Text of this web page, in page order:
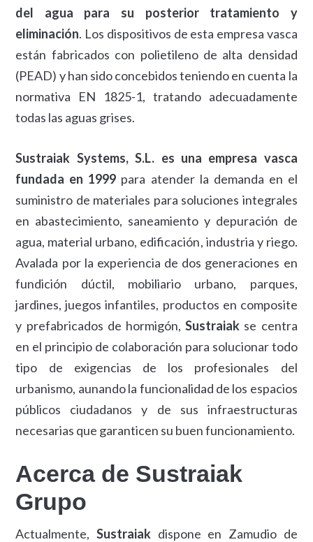
del agua para su posterior tratamiento y
eliminación. Los dispositivos de esta empresa vasca
están fabricados con polietileno de alta densidad
(PEAD) y han sido concebidos teniendo en cuenta la
normativa EN 1825-1, tratando adecuadamente
todas las aguas grises.
Sustraiak Systems, S.L. es una empresa vasca
fundada en 1999 para atender la demanda en el
suministro de materiales para soluciones integrales
en abastecimiento, saneamiento y depuración de
agua, material urbano, edificación, industria y riego.
Avalada por la experiencia de dos generaciones en
fundición dúctil, mobiliario urbano, parques,
jardines, juegos infantiles, productos en composite
y prefabricados de hormigón,Sustraiak se centra
en el principio de colaboración para solucionar todo
tipo de exigencias de los profesionales del
urbanismo, aunando la funcionalidad de los espacios
públicos ciudadanos y de sus infraestructuras
necesarias que garanticen su buen funcionamiento.
Acerca de Sustraiak
Grupo
Actualmente,Sustraiak dispone en Zamudio de